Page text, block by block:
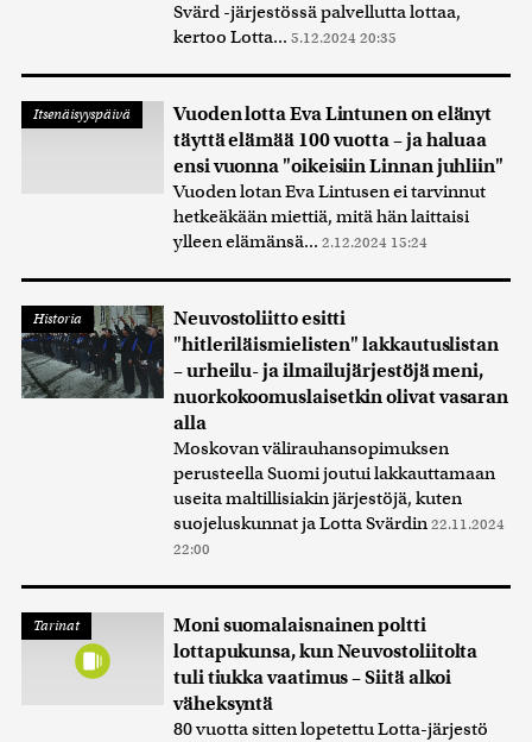
Svärd -järjestössä palvellutta lottaa,
kertoo Lotta... 5.12.2024 20:35
Itsenäisyyspäivä
Vuoden lotta Eva Lintunen on elänyt
täyttä elämää 100 vuotta – ja haluaa
ensi vuonna "oikeisiin Linnan juhliin"
Vuoden lotan Eva Lintusen ei tarvinnut
hetkeäkään miettiä, mitä hän laittaisi
ylleen elämänsä... 2.12.2024 15:24
Historia
Neuvostoliitto esitti
"hitleriläismielisten" lakkautuslistan
– urheilu- ja ilmailujärjestöjä meni,
nuorkokoomuslaisetkin olivat vasaran
alla
Moskovan välirauhansopimuksen
perusteella Suomi joutui lakkauttamaan
useita maltillisiakin järjestöjä, kuten
suojeluskunnat ja Lotta Svärdin 22.11.2024
22:00
Tarinat
Moni suomalaisnainen poltti
lottapukunsa, kun Neuvostoliitolta
tuli tiukka vaatimus – Siitä alkoi
väheksyntä
80 vuotta sitten lopetettu Lotta-järjestö